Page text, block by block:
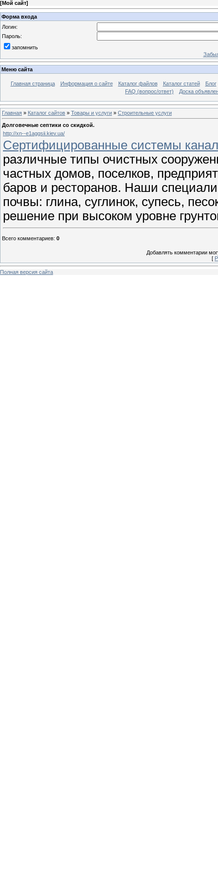
[Мой сайт]
Форма входа
Логин:
Пароль:
запомнить
Меню сайта
Главная страница Информация о сайте Каталог файлов Каталог статей
Блог
FAQ (вопрос/ответ)
Доска
Главная » Каталог сайтов » Товары и услуги » Строительные услуги
Долговечные септики со скидкой.
http://xn--e1aggsii.kiev.ua/
Сертифицированные системы
различные типы очистных
частных домов, поселков,
баров и ресторанов. Наши
почвы: глина, суглинок, супесь,
решение при высоком уровне
Всего комментариев: 0
Добавлять комментарии
[
Полная версия сайта